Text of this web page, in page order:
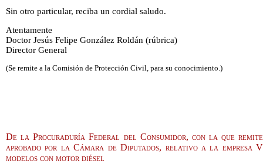
Sin otro particular, reciba un cordial saludo.
Atentamente
Doctor Jesús Felipe González Roldán (rúbrica)
Director General
(Se remite a la Comisión de Protección Civil, para su conocimiento.)
De la Procuraduría Federal del Consumidor, con la que
aprobado por la Cámara de Diputados, relativo a la empresa
modelos con motor diésel